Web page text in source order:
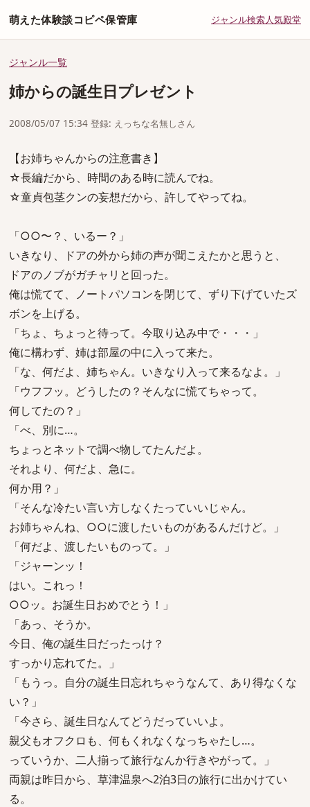
萌えた体験談コピペ保管庫 ジャンル検索人気殿堂
ジャンル一覧
姉からの誕生日プレゼント
2008/05/07 15:34 登録: えっちな名無しさん
【お姉ちゃんからの注意書き】
☆長編だから、時間のある時に読んでね。
☆童貞包茎クンの妄想だから、許してやってね。
「○○〜？、いるー？」
いきなり、ドアの外から姉の声が聞こえたかと思うと、
ドアのノブがガチャリと回った。
俺は慌てて、ノートパソコンを閉じて、ずり下げていたズ
ボンを上げる。
「ちょ、ちょっと待って。今取り込み中で・・・」
俺に構わず、姉は部屋の中に入って来た。
「な、何だよ、姉ちゃん。いきなり入って来るなよ。」
「ウフフッ。どうしたの？そんなに慌てちゃって。
何してたの？」
「べ、別に…。
ちょっとネットで調べ物してたんだよ。
それより、何だよ、急に。
何か用？」
「そんな冷たい言い方しなくたっていいじゃん。
お姉ちゃんね、○○に渡したいものがあるんだけど。」
「何だよ、渡したいものって。」
「ジャーンッ！
はい。これっ！
○○ッ。お誕生日おめでとう！」
「あっ、そうか。
今日、俺の誕生日だったっけ？
すっかり忘れてた。」
「もうっ。自分の誕生日忘れちゃうなんて、あり得なくな
い？」
「今さら、誕生日なんてどうだっていいよ。
親父もオフクロも、何もくれなくなっちゃたし…。
っていうか、二人揃って旅行なんか行きやがって。」
両親は昨日から、草津温泉へ2泊3日の旅行に出かけてい
る。